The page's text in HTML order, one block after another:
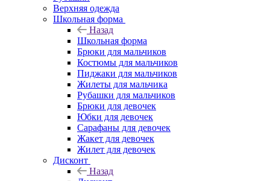
Верхняя одежда
Школьная форма
Назад
Школьная форма
Брюки для мальчиков
Костюмы для мальчиков
Пиджаки для мальчиков
Жилеты для мальчика
Рубашки для мальчиков
Брюки для девочек
Юбки для девочек
Сарафаны для девочек
Жакет для девочек
Жилет для девочек
Дисконт
Назад